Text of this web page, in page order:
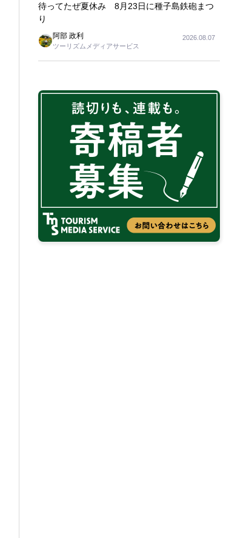
待ってたぜ夏休み 8月23日に種子島鉄砲まつ
り
阿部 政利
ツーリズムメディアサービス
2026.08.07